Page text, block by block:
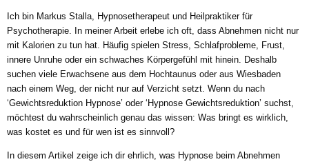
Ich bin Markus Stalla, Hypnosetherapeut und Heilpraktiker für
Psychotherapie. In meiner Arbeit erlebe ich oft, dass Abnehmen nicht nur
mit Kalorien zu tun hat. Häufig spielen Stress, Schlafprobleme, Frust,
innere Unruhe oder ein schwaches Körpergefühl mit hinein. Deshalb
suchen viele Erwachsene aus dem Hochtaunus oder aus Wiesbaden
nach einem Weg, der nicht nur auf Verzicht setzt. Wenn du nach
‘Gewichtsreduktion Hypnose’ oder ‘Hypnose Gewichtsreduktion’ suchst,
möchtest du wahrscheinlich genau das wissen: Was bringt es wirklich,
was kostet es und für wen ist es sinnvoll?
In diesem Artikel zeige ich dir ehrlich, was Hypnose beim Abnehmen